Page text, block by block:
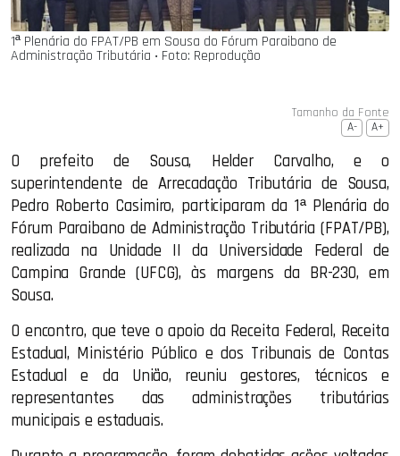
1ª Plenária do FPAT/PB em Sousa do Fórum Paraibano de
Administração Tributária ‧ Foto: Reprodução
Tamanho da Fonte
A- A+
O prefeito de Sousa, Helder Carvalho, e o
superintendente de Arrecadação Tributária de Sousa,
Pedro Roberto Casimiro, participaram da 1ª Plenária do
Fórum Paraibano de Administração Tributária (FPAT/PB),
realizada na Unidade II da Universidade Federal de
Campina Grande (UFCG), às margens da BR-230, em
Sousa.
O encontro, que teve o apoio da Receita Federal, Receita
Estadual, Ministério Público e dos Tribunais de Contas
Estadual e da União, reuniu gestores, técnicos e
representantes das administrações tributárias
municipais e estaduais.